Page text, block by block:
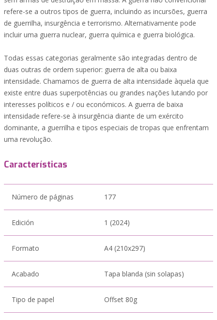
refere-se a outros tipos de guerra, incluindo as incursões, guerra
de guerrilha, insurgência e terrorismo. Alternativamente pode
incluir uma guerra nuclear, guerra química e guerra biológica.
Todas essas categorias geralmente são integradas dentro de
duas outras de ordem superior: guerra de alta ou baixa
intensidade. Chamamos de guerra de alta intensidade àquela que
existe entre duas superpotências ou grandes nações lutando por
interesses políticos e / ou económicos. A guerra de baixa
intensidade refere-se à insurgência diante de um exército
dominante, a guerrilha e tipos especiais de tropas que enfrentam
uma revolução.
Características
Número de páginas 177
Edición 1 (2024)
Formato A4 (210x297)
Acabado Tapa blanda (sin solapas)
Tipo de papel Offset 80g